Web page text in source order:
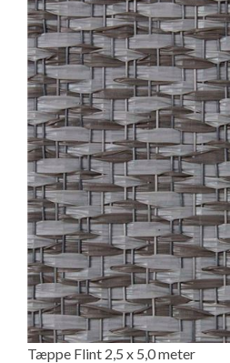
Tæppe Flint 2,5 x 5,0 meter